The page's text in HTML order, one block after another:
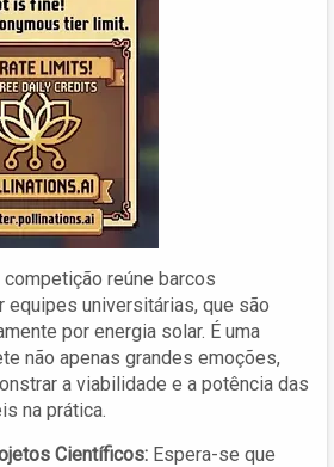
competição reúne barcos
universitárias, que são
por energia solar. É uma
não apenas grandes emoções,
a viabilidade e a potência das
na prática.
Científicos: Espera-se que